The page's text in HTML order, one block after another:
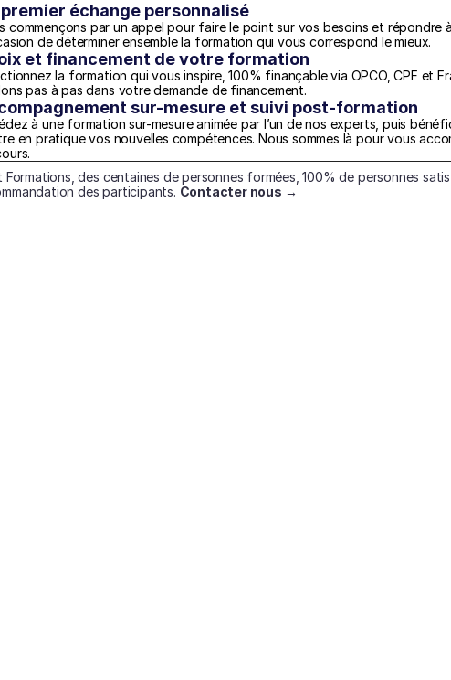
premier échange personnalisé
commençons par un appel pour faire le point sur vos besoins et répondre
de déterminer ensemble la formation qui vous correspond le mieux.
et financement de votre formation
la formation qui vous inspire, 100% finançable via OPCO, CPF et
pas à pas dans votre demande de financement.
sur-mesure et suivi post-formation
à une formation sur-mesure animée par l’un de nos experts, puis
en pratique vos nouvelles compétences. Nous sommes là pour vous
Formations, des centaines de personnes formées, 100% de personnes
des participants. Contacter nous →